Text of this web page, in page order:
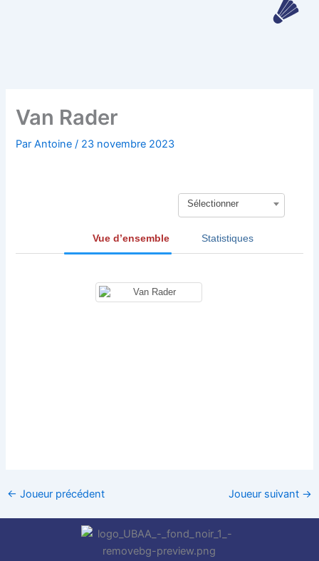
Van Rader
ParAntoine/ 23 novembre 2023
Sélectionner
Vue d’ensemble Statistiques
← Joueur précédent Joueur suivant →